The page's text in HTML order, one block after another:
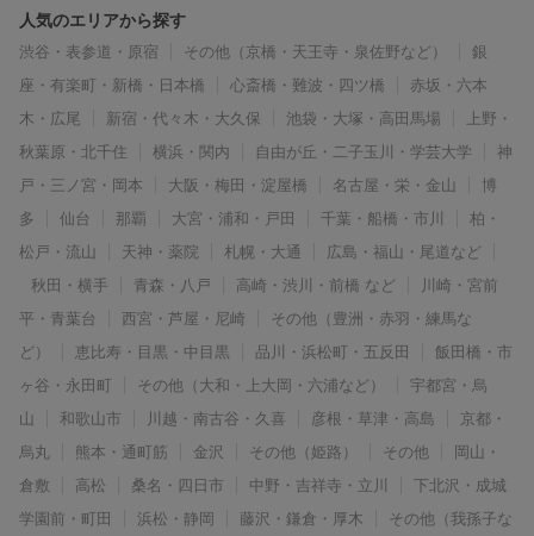
人気のエリアから探す
渋谷・表参道・原宿 その他（京橋・天王寺・泉佐野など）
銀
座・有楽町・新橋・日本橋
心斎橋・難波・四ツ橋
赤坂・六本
木・広尾
新宿・代々木・大久保 池袋・大塚・高田馬場
上野・
秋葉原・北千住
横浜・関内 自由が丘・二子玉川・学芸大学
神
戸・三ノ宮・岡本
大阪・梅田・淀屋橋 名古屋・栄・金山
博
多
仙台 那覇 大宮・浦和・戸田 千葉・船橋・市川
柏・
松戸・流山
天神・薬院 札幌・大通
広島・福山・尾道など
秋田・横手
青森・八戸 高崎・渋川・前橋 など
川崎・宮前
平・青葉台
西宮・芦屋・尼崎
その他（豊洲・赤羽・練馬な
ど）
恵比寿・目黒・中目黒 品川・浜松町・五反田
飯田橋・市
ヶ谷・永田町
その他（大和・上大岡・六浦など）
宇都宮・烏
山
和歌山市 川越・南古谷・久喜 彦根・草津・高島
京都・
烏丸
熊本・通町筋 金沢 その他（姫路） その他
岡山・
倉敷
高松 桑名・四日市 中野・吉祥寺・立川
下北沢・成城
学園前・町田
浜松・静岡 藤沢・鎌倉・厚木
その他（我孫子な